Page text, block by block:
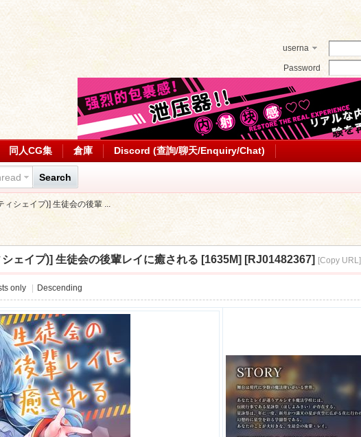
userna
Password
同人CG集 倉庫 Discord (查詢/聊天/Enquiry/Chat)
Search
ィシェイプ)] 生徒会の後輩 ...
ェイプ)] 生徒会の後輩レイに癒される [1635M] [RJ01482367] [Copy URL]
only Descending